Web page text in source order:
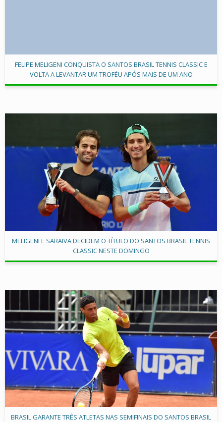
FELIPE MELIGENI CONQUISTA O SANTOS BRASIL TENNIS CLASSIC E
VOLTA A LEVANTAR UM TROFÉU APÓS MAIS DE UM ANO
MELIGENI E SARAIVA DECIDEM O TÍTULO DO SANTOS BRASIL TENNIS
CLASSIC NESTE DOMINGO
BRASIL GARANTE TRÊS ATLETAS NAS SEMIFINAIS DO SANTOS BRASIL